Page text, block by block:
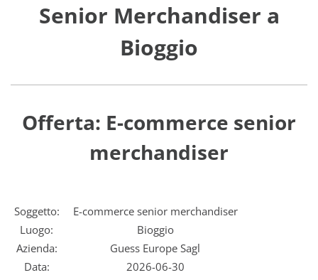
Senior Merchandiser a
Bioggio
Offerta: E-commerce senior
merchandiser
Soggetto:
E-commerce senior merchandiser
Luogo:
Bioggio
Azienda:
Guess Europe Sagl
Data:
2026-06-30